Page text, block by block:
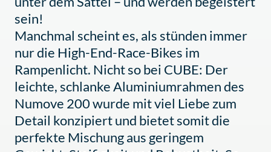
sein!
Manchmal scheint es, als stünden immer
nur die High-End-Race-Bikes im
Rampenlicht. Nicht so bei CUBE: Der
leichte, schlanke Aluminiumrahmen des
Numove 200 wurde mit viel Liebe zum
Detail konzipiert und bietet somit die
perfekte Mischung aus geringem